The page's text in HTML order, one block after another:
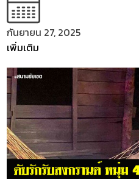
กันยายน 27, 2025
เพิ่มเติม